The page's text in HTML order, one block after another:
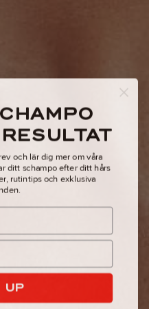
och lär dig mer om våra
ditt schampo efter ditt hårs
rutintips och exklusiva
UP